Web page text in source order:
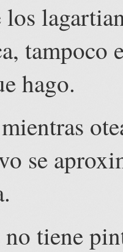
los
tampoco
hago.
se
tiene